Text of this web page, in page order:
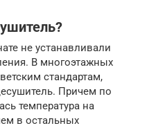
не устанавливали
В многоэтажных
стандартам,
Причем по
температура на
в остальных